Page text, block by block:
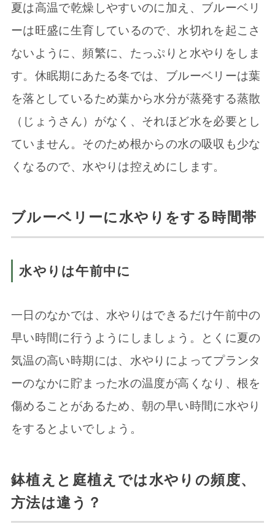
夏は高温で乾燥しやすいのに加え、ブルーベリ
ーは旺盛に生育しているので、水切れを起こさ
ないように、頻繁に、たっぷりと水やりをしま
す。休眠期にあたる冬では、ブルーベリーは葉
を落としているため葉から水分が蒸発する蒸散
（じょうさん）がなく、それほど水を必要とし
ていません。そのため根からの水の吸収も少な
くなるので、水やりは控えめにします。
ブルーベリーに水やりをする時間帯
水やりは午前中に
一日のなかでは、水やりはできるだけ午前中の
早い時間に行うようにしましょう。とくに夏の
気温の高い時期には、水やりによってプランタ
ーのなかに貯まった水の温度が高くなり、根を
傷めることがあるため、朝の早い時間に水やり
をするとよいでしょう。
鉢植えと庭植えでは水やりの頻度、
方法は違う？